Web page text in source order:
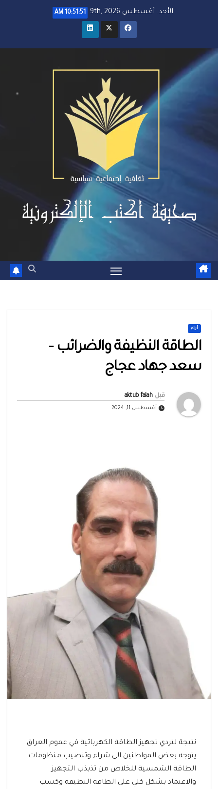
الأحد. أغسطس 9th, 2026 10:51:53 AM
أراء
الطاقة النظيفة والضرائب –
سعد جهاد عجاج
قبل aktub falah
أغسطس 11, 2024
نتيجة لتردي تجهيز الطاقة الكهربائية في عموم العراق
يتوجه بعض المواطنين الى شراء وتنصيب منظومات
الطاقة الشمسية للخلاص من تذبذب التجهيز
والاعتماد بشكل كلي على الطاقة النظيفة وكسب